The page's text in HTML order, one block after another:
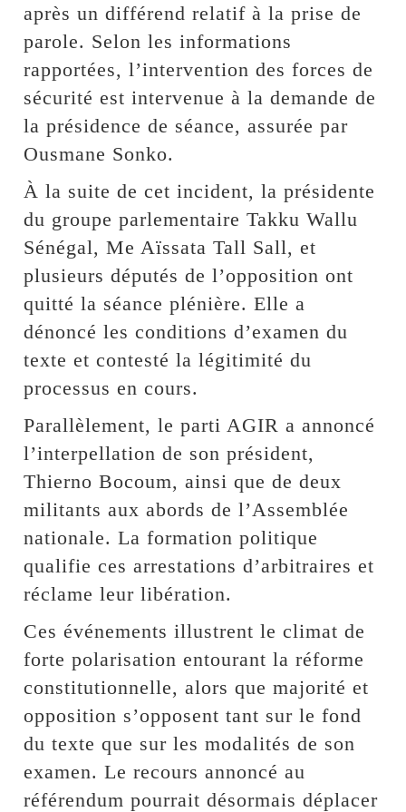
après un différend relatif à la prise de
parole. Selon les informations
rapportées, l’intervention des forces de
sécurité est intervenue à la demande de
la présidence de séance, assurée par
Ousmane Sonko.
À la suite de cet incident, la présidente
du groupe parlementaire Takku Wallu
Sénégal, Me Aïssata Tall Sall, et
plusieurs députés de l’opposition ont
quitté la séance plénière. Elle a
dénoncé les conditions d’examen du
texte et contesté la légitimité du
processus en cours.
Parallèlement, le parti AGIR a annoncé
l’interpellation de son président,
Thierno Bocoum, ainsi que de deux
militants aux abords de l’Assemblée
nationale. La formation politique
qualifie ces arrestations d’arbitraires et
réclame leur libération.
Ces événements illustrent le climat de
forte polarisation entourant la réforme
constitutionnelle, alors que majorité et
opposition s’opposent tant sur le fond
du texte que sur les modalités de son
examen. Le recours annoncé au
référendum pourrait désormais déplacer